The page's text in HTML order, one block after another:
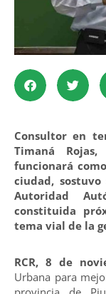
Consultor en
Timaná
funcionará
ciudad,
Autoridad
constituida
tema vial de la
RCR, 8 de
Urbana para